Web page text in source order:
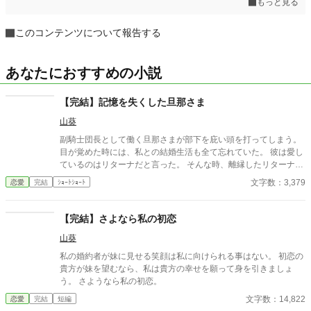
もっと見る
このコンテンツについて報告する
あなたにおすすめの小説
【完結】記憶を失くした旦那さま
山葵
副騎士団長として働く旦那さまが部下を庇い頭を打ってしまう。
目が覚めた時には、私との結婚生活も全て忘れていた。 彼は愛し
ているのはリターナだと言った。 そんな時、離縁したリターナさ
んが戻って来たと知らせが来る…。
恋愛 完結 ｼｮｰﾄｼｮｰﾄ 文字数：3,379
【完結】さよなら私の初恋
山葵
私の婚約者が妹に見せる笑顔は私に向けられる事はない。 初恋の
貴方が妹を望むなら、私は貴方の幸せを願って身を引きましょ
う。 さようなら私の初恋。
恋愛 完結 短編 文字数：14,822